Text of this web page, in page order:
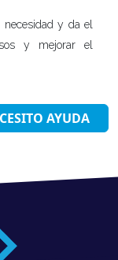
y da el
y mejorar el
AYUDA